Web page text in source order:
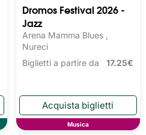
Dromos Festival 2026 -
Jazz
Arena Mamma Blues ,
Nureci
Biglietti a partire da 17.25€
Musica